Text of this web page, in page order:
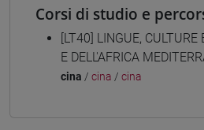
Corsi di studio e
[LT40] LINGUE, CULTURE
E DELL'AFRICA
cina / cina / cina